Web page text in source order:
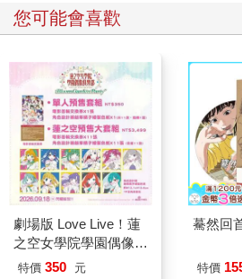
您可能會喜歡
劇場版 Love Live！蓮
之空女學院學園偶像俱
樂部 Bloom Garden
特價 350 元
驀然回
特價